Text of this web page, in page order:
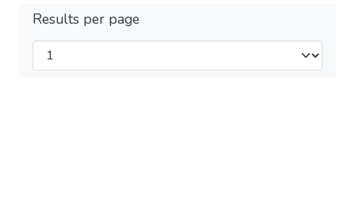
Results per page